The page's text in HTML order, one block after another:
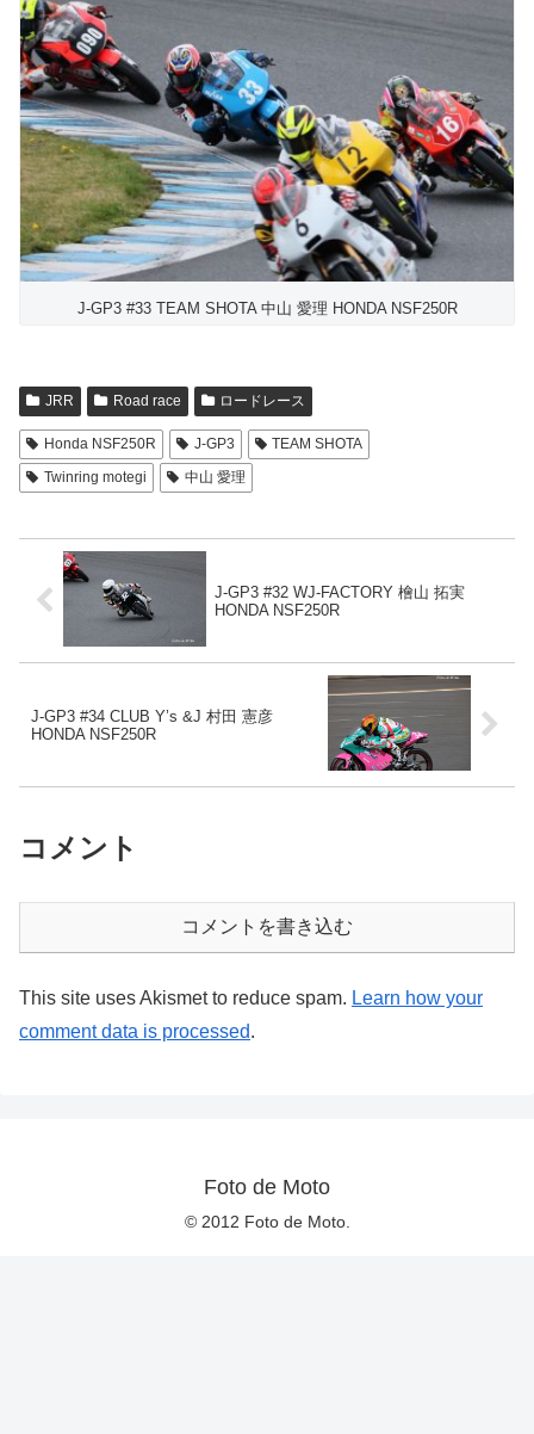
J-GP3 #33 TEAM SHOTA 中山 愛理 HONDA NSF250R
JRR Road race ロードレース
Honda NSF250R J-GP3
TEAM SHOTA
Twinring motegi
中山 愛理
J-GP3 #32 WJ-FACTORY 檜山 拓実
HONDA NSF250R
J-GP3 #34 CLUB Y’s &J 村田 憲彦
HONDA NSF250R
コメント
コメントを書き込む
This site uses Akismet to reduce spam. Learn how your
comment data is processed.
Foto de Moto
© 2012 Foto de Moto.